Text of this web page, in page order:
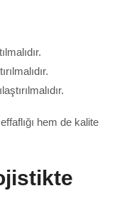
hem de kalite